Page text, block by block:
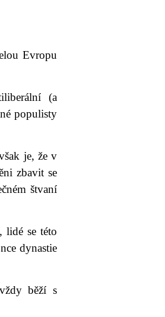
Evropu
(a
populisty
je, že v
zbavit se
štvaní
lidé se této
dynastie
běží s